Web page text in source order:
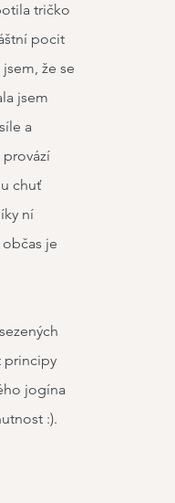
tričko
pocit
že se
jsem
a
chuť
ní
je
principy
jogína
:).